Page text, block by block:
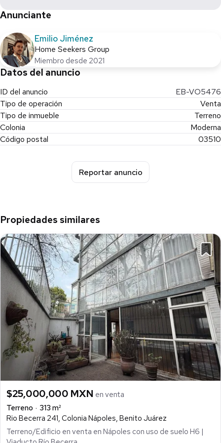
• Proyecto mixto (comercio + vivienda)
Anunciante
Emilio Jiménez
Home Seekers Group
Miembro desde 2021
Datos del anuncio
ID del anuncio
EB-VO5476
Tipo de operación
Venta
Tipo de inmueble
Terreno
Colonia
Moderna
Código postal
03510
Reportar anuncio
Propiedades similares
$25,000,000 MXN en venta
Terreno
313 m²
Rio Becerra 241, Colonia Nápoles, Benito Juárez
Terreno/Edificio en venta en Nápoles con uso de suelo H6 |